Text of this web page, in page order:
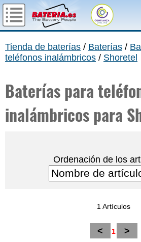
Tienda de baterías / Baterías /
teléfonos inalámbricos / Shoretel
Baterías para
inalámbricos para
Ordenación de los
1 Artículos
< 1 >